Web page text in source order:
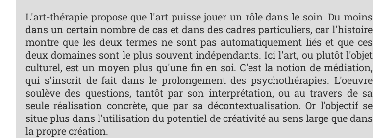
L'art-thérapie propose que l'art puisse jouer un rôle dans le soin. Du moins
dans un certain nombre de cas et dans des cadres particuliers, car l'histoire
montre que les deux termes ne sont pas automatiquement liés et que ces
deux domaines sont le plus souvent indépendants. Ici l'art, ou plutôt l'objet
culturel, est un moyen plus qu'une fin en soi. C'est la notion de médiation,
qui s'inscrit de fait dans le prolongement des psychothérapies. L'oeuvre
soulève des questions, tantôt par son interprétation, ou au travers de sa
seule réalisation concrète, que par sa décontextualisation. Or l'objectif se
situe plus dans l'utilisation du potentiel de créativité au sens large que dans
la propre création.